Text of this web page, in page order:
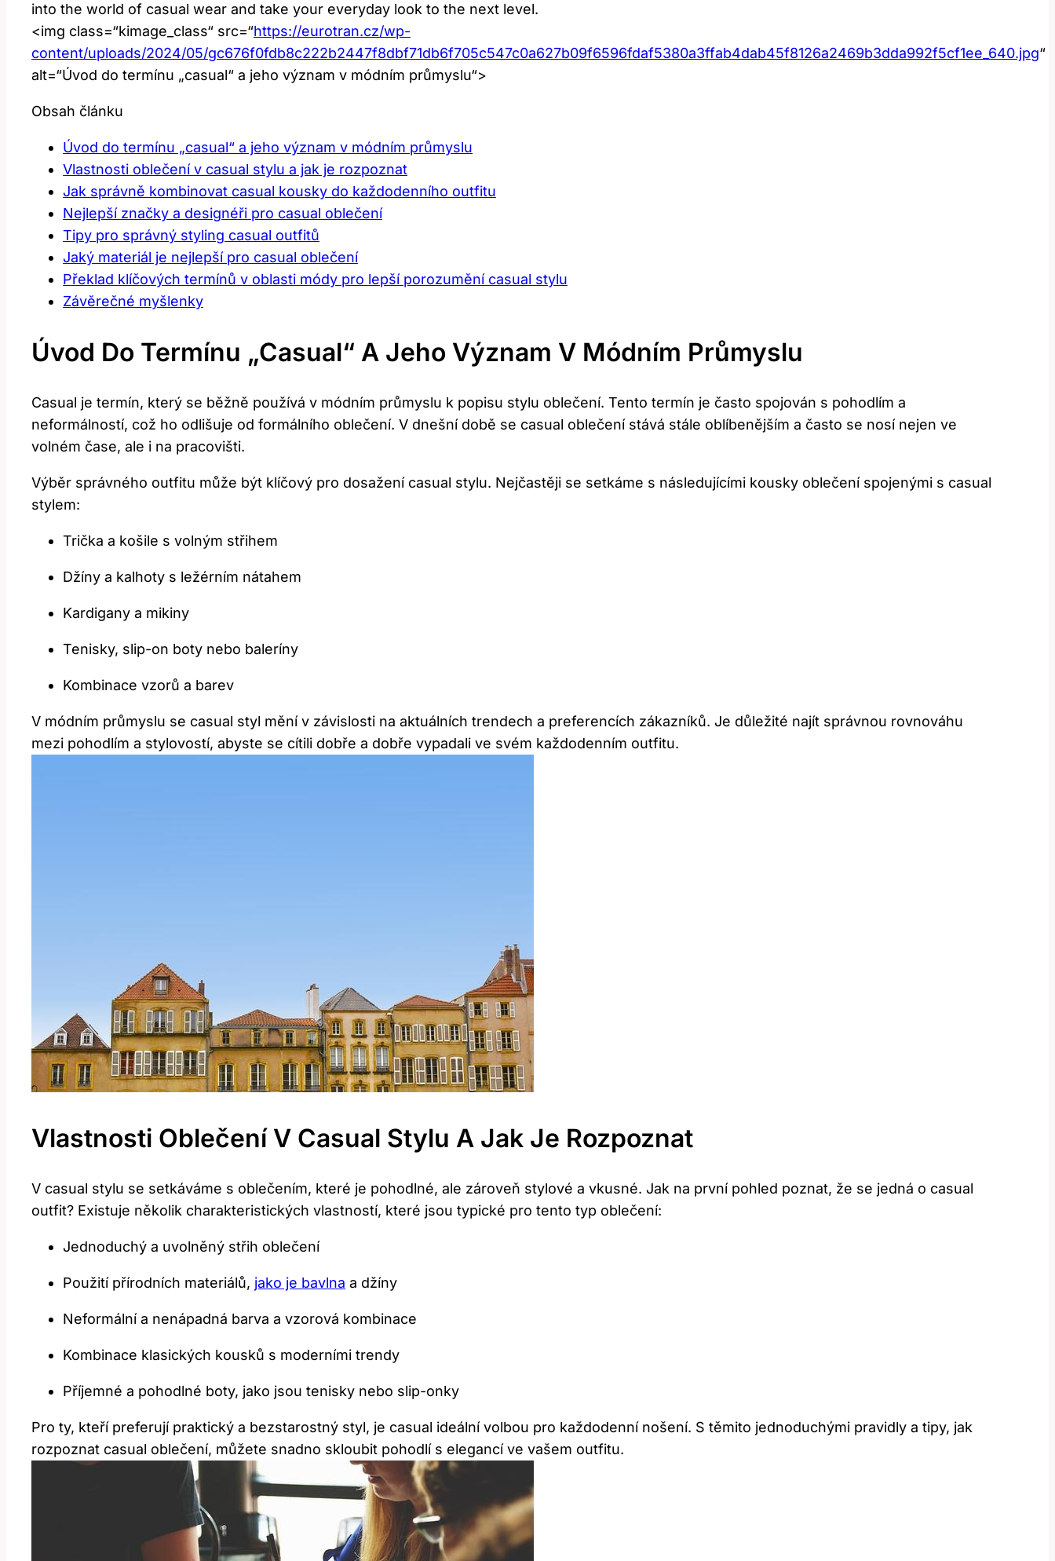
into the world of casual wear and take your everyday look to the next level.
<img class=“kimage_class“ src=“https://eurotran.cz/wp-
content/uploads/2024/05/gc676f0fdb8c222b2447f8dbf71db6f705c547c0a627b09f6596fdaf5380a3ffab4dab45f8126a2469b3dda992f5cf1ee_640.jpg“
alt=“Úvod do termínu „casual“ a jeho význam v módním průmyslu“>
Obsah článku
Úvod do termínu „casual“ a jeho význam v módním průmyslu
Vlastnosti oblečení v casual stylu a jak je rozpoznat
Jak správně kombinovat casual kousky do každodenního outfitu
Nejlepší značky a designéři pro casual oblečení
Tipy pro správný styling casual outfitů
Jaký materiál je nejlepší pro casual oblečení
Překlad klíčových termínů v oblasti módy pro lepší porozumění casual stylu
Závěrečné myšlenky
Úvod Do Termínu „casual“ A Jeho Význam V Módním Průmyslu
Casual je termín, který se běžně používá v módním průmyslu k popisu stylu oblečení. Tento termín je často spojován s pohodlím a
neformálností, což ho odlišuje od formálního oblečení. V dnešní době se casual oblečení stává stále oblíbenějším a často se nosí nejen ve
volném čase, ale i na pracovišti.
Výběr správného outfitu může být klíčový pro dosažení casual stylu. Nejčastěji se setkáme s následujícími kousky oblečení spojenými s casual
stylem:
Trička a košile s volným střihem
Džíny a kalhoty s ležérním nátahem
Kardigany a mikiny
Tenisky, slip-on boty nebo baleríny
Kombinace vzorů a barev
V módním průmyslu se casual styl mění v závislosti na aktuálních trendech a preferencích zákazníků. Je důležité najít správnou rovnováhu
mezi pohodlím a stylovostí, abyste se cítili dobře a dobře vypadali ve svém každodenním outfitu.
Vlastnosti Oblečení V Casual Stylu A Jak Je Rozpoznat
V casual stylu se setkáváme s oblečením, které je pohodlné, ale zároveň stylové a vkusné. Jak na první pohled poznat, že se jedná o casual
outfit? Existuje několik charakteristických vlastností, které jsou typické pro tento typ oblečení:
Jednoduchý a uvolněný střih oblečení
Použití přírodních materiálů, jako je bavlna a džíny
Neformální a nenápadná barva a vzorová kombinace
Kombinace klasických kousků s moderními trendy
Příjemné a pohodlné boty, jako jsou tenisky nebo slip-onky
Pro ty, kteří preferují praktický a bezstarostný styl, je casual ideální volbou pro každodenní nošení. S těmito jednoduchými pravidly a tipy, jak
rozpoznat casual oblečení, můžete snadno skloubit pohodlí s elegancí ve vašem outfitu.